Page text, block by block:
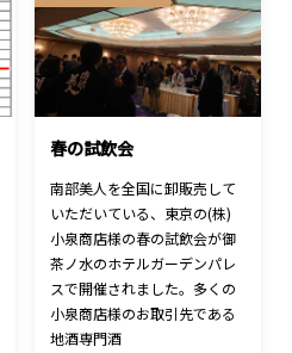
春の試飲会
南部美人を全国に卸販売して
いただいている、東京の(株)
小泉商店様の春の試飲会が御
茶ノ水のホテルガーデンパレ
スで開催されました。多くの
小泉商店様のお取引先である
地酒専門酒